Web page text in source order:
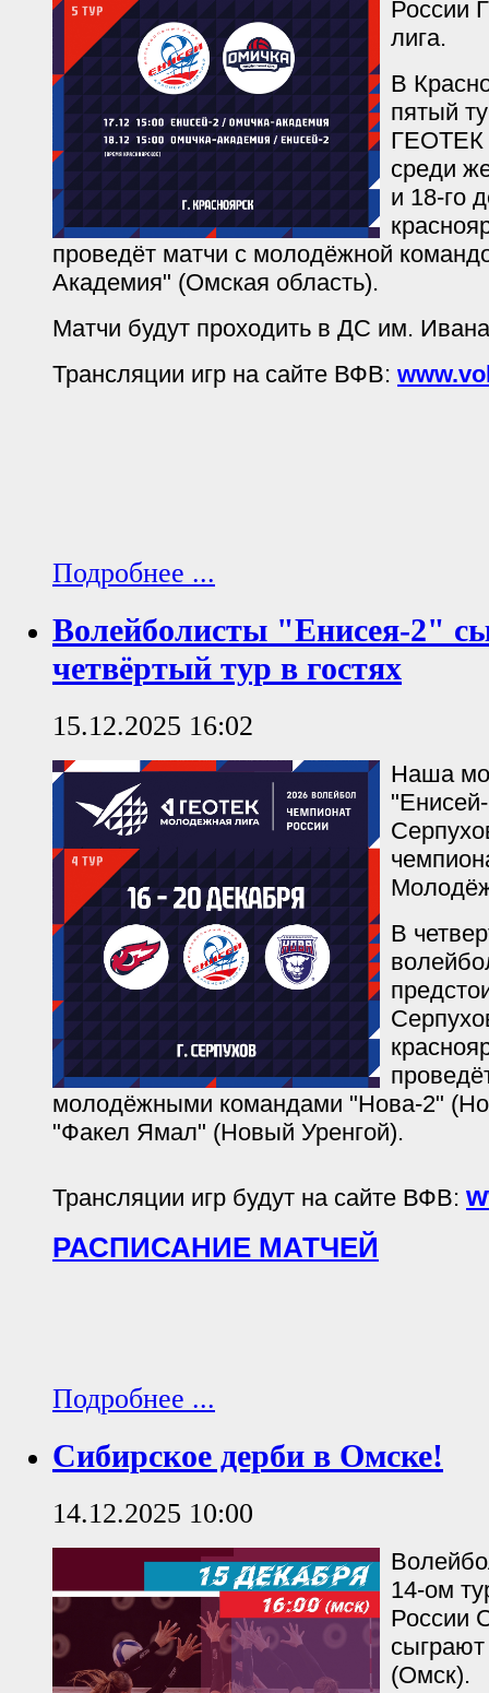
России
лига.
В
пятый
ГЕОТЕК
среди
и 18-го
проведёт матчи с молодёжной
Академия" (Омская область).
Матчи будут проходить в ДС им.
Трансляции игр на сайте ВФВ:
Подробнее ...
Волейболисты "Енисея-2"
четвёртый тур в гостях
15.12.2025 16:02
Наша
В
молодёжными командами "Нова-2"
"Факел Ямал" (Новый Уренгой).
Трансляции игр будут на сайте ВФВ:
РАСПИСАНИЕ МАТЧЕЙ
Подробнее ...
Сибирское дерби в Омске!
14.12.2025 10:00
14-ом
России
(Омск).